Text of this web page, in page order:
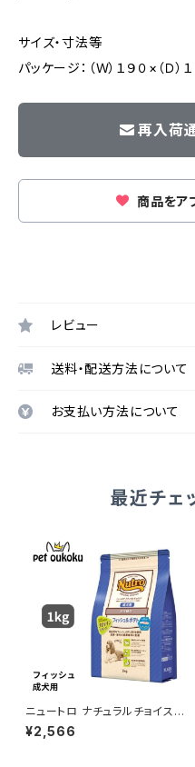
サイズ・寸法等
パッケージ：（Ｗ）１９０×（Ｄ）
再入荷
商品をア
レビュー
送料・配送方法について
お支払い方法について
最近チェ
ニュートロ ナチュラルチョイス
フィッシュ＆ポテト入り 全犬種用
成犬用 1kg 4562358780585
¥2,566